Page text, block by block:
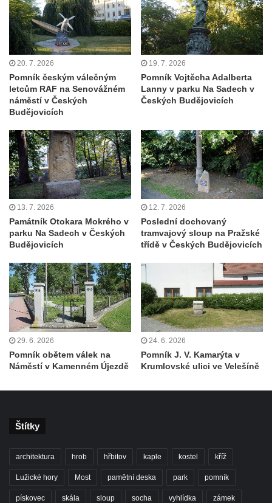
Pamětní deska Josefa Klobautschnika na
kostele Nanebevzetí Panny Marie v Krupce
Pamětní deska Bohdana Ostroveršenka na
kostele Nanebevzetí Panny Marie v Krupce
Pamětní deska Reginalda Czermack-
Wartecka na zámečku Heinrichsruhe v
Pamětní deska povodně 2002 na kostela
svaté Kateřiny Alexandrijské severně od
Libotenic
Pamětní deska Pavla Kopty na domě čp.
180 v Růžové ulici v Libochovicích
Pamětní deska Vladimíra Ráže na domě čp.
441 v ulici bratří Čapků v Nejdku
domě čp. 591 v ulici bratří Čapků v Nejdku
Pamětní deska Jana Evangelisty Purkyně
na domě čp. 3 před zámkem v
Libochovicích
Pamětní deska Augustina Schránila na
budově hasičské stanice v Žižkově ulici v
Pamětní deska Karla Aloise Vinařického na
Teplicích
Pamětní deska Karla Kryla na Benešově
náměstí v Teplicích
20. 7. 2026
Pomník českým válečným
letcům RAF na Senovážném
náměstí v Českých
Budějovicích
19. 7. 2026
Pomník Vojtěcha Adalberta
Lanny v parku Na Sadech v
Českých Budějovicích
13. 7. 2026
Památník Otokara Mokrého v
parku Na Sadech v Českých
Budějovicích
12. 7. 2026
Poslední dochovaný
tramvajový sloup na Pražské
třídě v Českých Budějovicích
29. 6. 2026
Pomník obětem válek na
Náměstí v Kamenném Újezdě
24. 6. 2026
Pomník J. V. Kamarýta v
Krumlovské ulici ve Velešíně
Štítky
architektura hrob hřbitov kaple kostel kříž
Lužické hory Most pamětní deska park pomník
pískovec skála sloup socha vyhlídka zámek